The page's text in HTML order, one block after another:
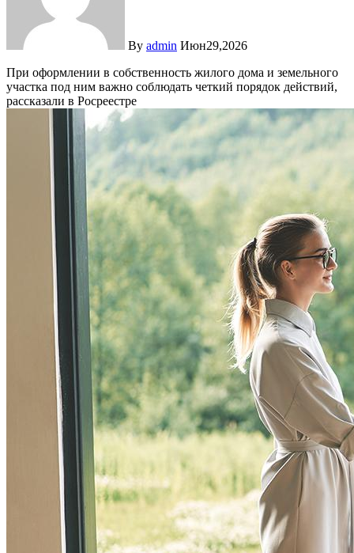
By admin Июн29,2026
При оформлении в собственность жилого дома и земельного
участка под ним важно соблюдать четкий порядок действий,
рассказали в Росреестре